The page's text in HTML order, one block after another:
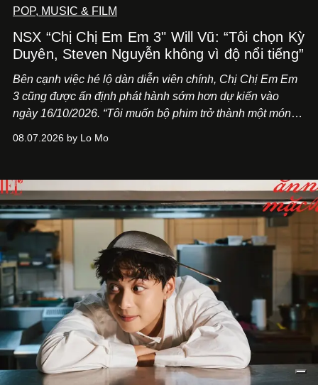
POP, MUSIC & FILM
NSX “Chị Chị Em Em 3" Will Vũ: “Tôi chọn Kỳ
Duyên, Steven Nguyễn không vì độ nổi tiếng”
Bên cạnh việc hé lộ dàn diễn viên chính, Chị Chị Em Em
3 cũng được ấn định phát hành sớm hơn dự kiến vào
ngày 16/10/2026. “Tôi muốn bộ phim trở thành một món
Việt Nam”, NSX Will Vũ cho biết.
08.07.2026 by Lo Mo